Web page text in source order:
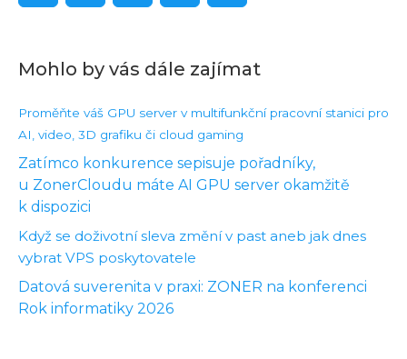
Mohlo by vás dále zajímat
Proměňte váš GPU server v multifunkční pracovní stanici pro
AI, video, 3D grafiku či cloud gaming
Zatímco konkurence sepisuje pořadníky,
u ZonerCloudu máte AI GPU server okamžitě
k dispozici
Když se doživotní sleva změní v past aneb jak dnes
vybrat VPS poskytovatele
Datová suverenita v praxi: ZONER na konferenci
Rok informatiky 2026